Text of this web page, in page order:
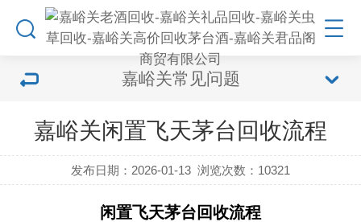
嘉峪关常见问题
嘉峪关闲置飞天茅台回收流程
发布日期：2026-01-13 浏览次数： 10321
闲置飞天茅台回收流程